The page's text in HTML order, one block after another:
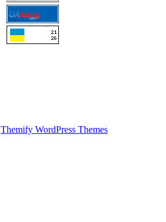
Themify WordPress Themes